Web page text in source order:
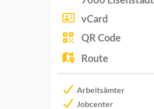
vCard
QR Code
Route
Arbeitsämter
Jobcenter